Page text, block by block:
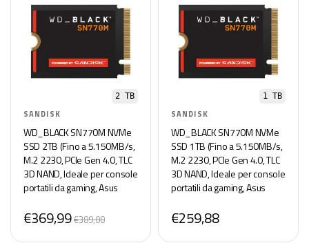
2 TB
SANDISK
WD_BLACK SN770M NVMe
SSD 2TB (Fino a 5.150MB/s,
M.2 2230, PCIe Gen 4.0, TLC
3D NAND, Ideale per console
portatili da gaming, Asus
Microsoft Surface) POWERED
BY SANDISK
€369,99€389,00
1 TB
SANDISK
WD_BLACK SN770M NVMe
SSD 1TB (Fino a 5.150MB/s,
M.2 2230, PCIe Gen 4.0, TLC
3D NAND, Ideale per console
portatili da gaming, Asus
Microsoft Surface) POWERED
BY SANDISK
€259,88